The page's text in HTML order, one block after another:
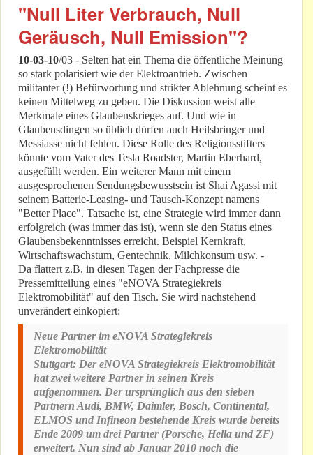
"Null Liter Verbrauch, Null
Geräusch, Null Emission"?
10-03-10/03 - Selten hat ein Thema die öffentliche Meinung
so stark polarisiert wie der Elektroantrieb. Zwischen
militanter (!) Befürwortung und strikter Ablehnung scheint es
keinen Mittelweg zu geben. Die Diskussion weist alle
Merkmale eines Glaubenskrieges auf. Und wie in
Glaubensdingen so üblich dürfen auch Heilsbringer und
Messiasse nicht fehlen. Diese Rolle des Religionsstifters
könnte vom Vater des Tesla Roadster, Martin Eberhard,
ausgefüllt werden. Ein weiterer Mann mit einem
ausgesprochenen Sendungsbewusstsein ist Shai Agassi mit
seinem Batterie-Leasing- und Tausch-Konzept namens
"Better Place". Tatsache ist, eine Strategie wird immer dann
erfolgreich (was immer das ist), wenn sie den Status eines
Glaubensbekenntnisses erreicht. Beispiel Kernkraft,
Wirtschaftswachstum, Gentechnik, Milchkonsum usw. -
Da flattert z.B. in diesen Tagen der Fachpresse die
Pressemitteilung eines "eNOVA Strategiekreis
Elektromobilität" auf den Tisch. Sie wird nachstehend
unverändert einkopiert:
Neue Partner im eNOVA Strategiekreis
Elektromobilität
Stuttgart: Der eNOVA Strategiekreis Elektromobilität
hat zwei weitere Partner in seinen Kreis
aufgenommen. Der ursprünglich aus den sieben
Partnern Audi, BMW, Daimler, Bosch, Continental,
ELMOS und Infineon bestehende Kreis wurde bereits
Ende 2009 um drei Partner (Porsche, Hella und ZF)
erweitert. Nun sind ab Januar 2010 noch die